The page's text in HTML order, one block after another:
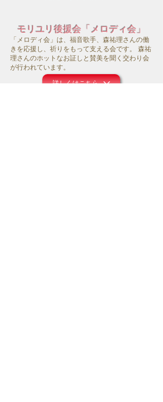
モリユリ後援会「メロディ会」
「メロディ会」は、福音歌手、森祐理さんの働
きを応援し、祈りをもって支える会です。 森祐
理さんのホットなお証しと賛美を聞く交わり会
が行われています。
詳しくはこちら